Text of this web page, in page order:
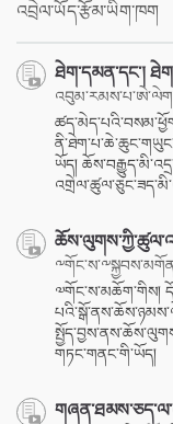
འབྲེལ་ཡོད་རྩོམ་ཡིག་ཁག
ཐེག་དམན་དང་།
ཡོད།
༧གོང་ས་མཆོག་གིས།
གཏང་གནང་གི་ཡོད།